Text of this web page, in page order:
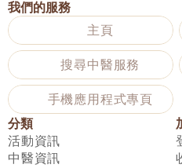
我們的服務
主頁
搜尋中醫服務
手機應用程式專頁
分類
活動資訊
中醫資訊